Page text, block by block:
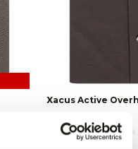
Xacus Active